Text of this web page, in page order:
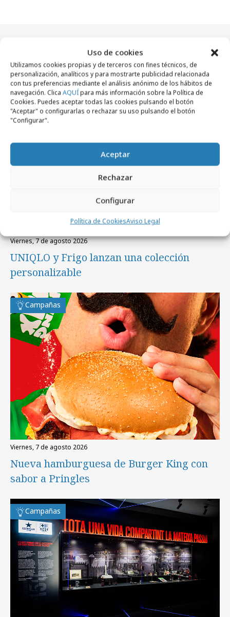
Uso de cookies
Utilizamos cookies propias y de terceros con fines técnicos, de
personalización, analíticos y para mostrarte publicidad relacionada
con tus preferencias mediante el análisis anónimo de los hábitos de
navegación. Clica AQUÍpara más información sobre la Política de
Cookies. Puedes aceptar todas las cookies pulsando el botón
"Aceptar" o configurarlas o rechazar su uso pulsando el botón
"Configurar".
Aceptar
Rechazar
Configurar
Política de CookiesAviso Legal
Artículos recientes
Campañas
viernes, 7 de agosto 2026
UNIQLO y Frigo lanzan una colección
personalizable
Campañas
viernes, 7 de agosto 2026
Nueva hamburguesa de Burger King con
sabor a Pringles
Campañas